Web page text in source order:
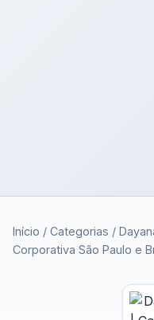
Início / Categorias /
Corporativa São Paulo e